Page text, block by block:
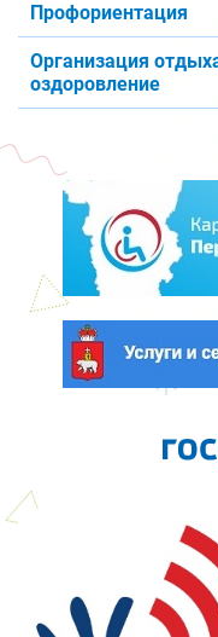
Профориентация
Организация
оздоровление